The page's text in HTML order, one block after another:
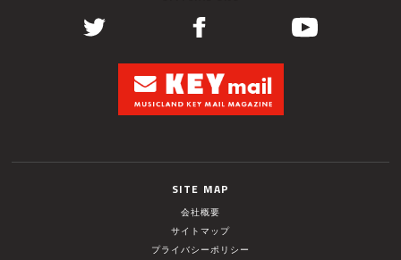
SITE MAP
会社概要
サイトマップ
プライバシーポリシー